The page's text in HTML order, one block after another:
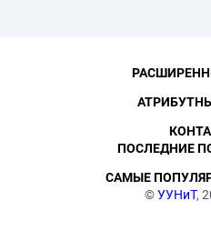
©УУНиТ,
ПОСЛЕДНИЕ
САМЫЕ